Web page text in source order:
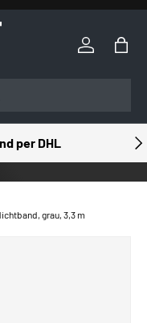
Einloggen
per DHL
grau, 3,3 m